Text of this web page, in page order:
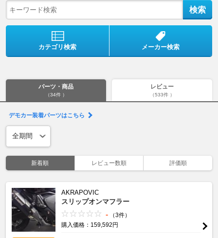
カテゴリ検索 メーカー検索
パーツ・商品
（34件 ）
レビュー
（533件 ）
デモカー装着パーツはこちら
新着順 レビュー数順 評価順
AKRAPOVIC
スリップオンマフラー
-
（3件）
購入価格：159,592円